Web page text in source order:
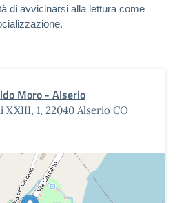
di avvicinarsi alla lettura come
Moro - Alserio
XXIII, 1, 22040 Alserio CO